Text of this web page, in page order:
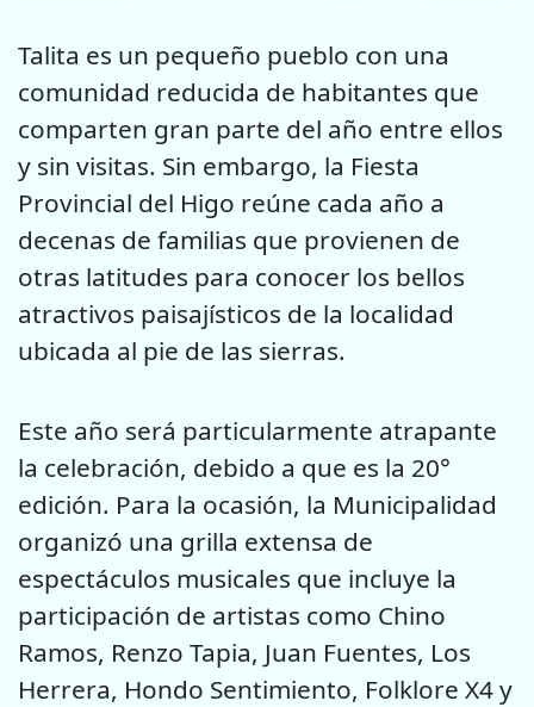
Talita es un pequeño pueblo con una
comunidad reducida de habitantes que
comparten gran parte del año entre ellos
y sin visitas. Sin embargo, la Fiesta
Provincial del Higo reúne cada año a
decenas de familias que provienen de
otras latitudes para conocer los bellos
atractivos paisajísticos de la localidad
ubicada al pie de las sierras.
Este año será particularmente atrapante
la celebración, debido a que es la 20°
edición. Para la ocasión, la Municipalidad
organizó una grilla extensa de
espectáculos musicales que incluye la
participación de artistas como Chino
Ramos, Renzo Tapia, Juan Fuentes, Los
Herrera, Hondo Sentimiento, Folklore X4 y